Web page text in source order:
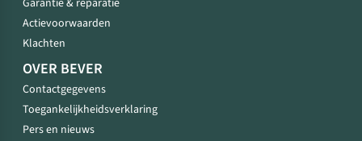
Garantie & reparatie
Actievoorwaarden
Klachten
OVER BEVER
Contactgegevens
Toegankelijkheidsverklaring
Pers en nieuws